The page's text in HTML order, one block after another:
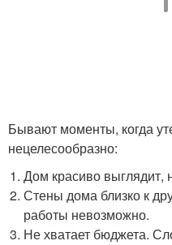
Бывают моменты, когда
нецелесообразно:
Дом красиво выглядит,
Стены дома близко к
работы невозможно.
Не хватает бюджета.